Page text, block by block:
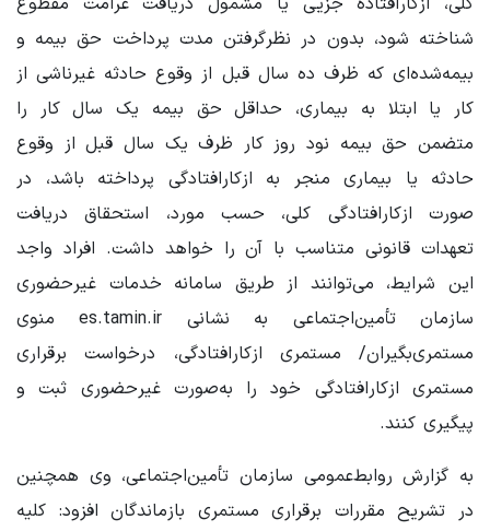
شناخته شود، بدون در نظرگرفتن مدت پرداخت حق بیمه و
بیمه‌شده‌ای که ظرف ده سال قبل از وقوع حادثه غیرناشی از
کار یا ابتلا به بیماری، حداقل حق بیمه یک سال کار را
متضمن حق بیمه نود روز کار ظرف یک سال قبل از وقوع
حادثه یا بیماری منجر به ازکارافتادگی پرداخته باشد، در
صورت ازکارافتادگی کلی، حسب مورد، استحقاق دریافت
تعهدات قانونی متناسب با آن را خواهد داشت. افراد واجد
این شرایط، می‌توانند از طریق سامانه خدمات غیرحضوری
سازمان تأمین‌اجتماعی به نشانی es.tamin.ir منوی
مستمری‌بگیران‏/ مستمری ازکارافتادگی، درخواست برقراری
مستمری ازکارافتادگی خود را به‌صورت غیرحضوری ثبت و
پیگیری کنند.
به گزارش روابط‌عمومی سازمان تأمین‌اجتماعی، وی همچنین
در تشریح مقررات برقراری مستمری بازماندگان افزود: کلیه